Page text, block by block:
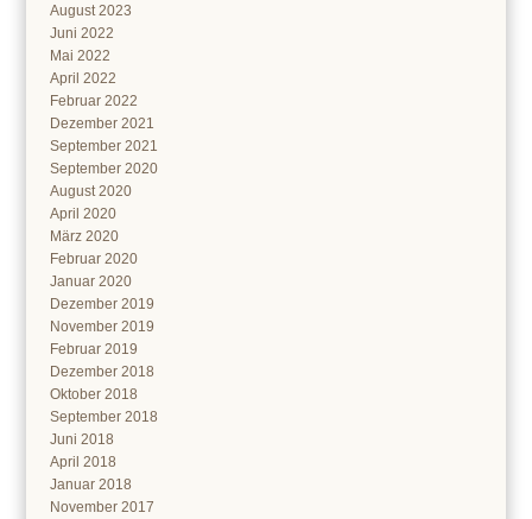
August 2023
Juni 2022
Mai 2022
April 2022
Februar 2022
Dezember 2021
September 2021
September 2020
August 2020
April 2020
März 2020
Februar 2020
Januar 2020
Dezember 2019
November 2019
Februar 2019
Dezember 2018
Oktober 2018
September 2018
Juni 2018
April 2018
Januar 2018
November 2017